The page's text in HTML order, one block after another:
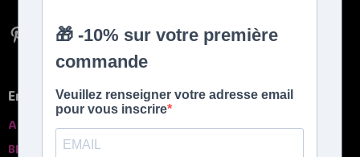
En savoir plus
A propros
Blog